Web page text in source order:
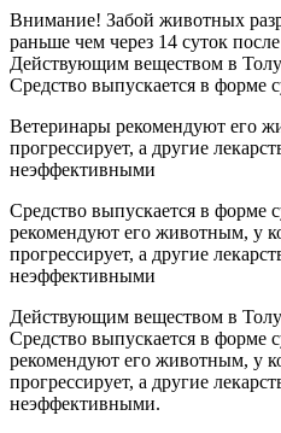
Внимание! Забой животных
раньше чем через 14 суток
Действующим веществом в
Средство выпускается в форме
Ветеринары рекомендуют его
прогрессирует, а другие
неэффективными
Средство выпускается в форме
рекомендуют его животным, у
прогрессирует, а другие
неэффективными
Действующим веществом в
Средство выпускается в форме
рекомендуют его животным, у
прогрессирует, а другие
неэффективными.